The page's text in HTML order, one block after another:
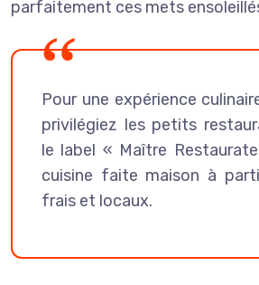
parfaitement ces mets
Pour une expérience
privilégiez les petits
le label « Maître
cuisine faite maison à
frais et locaux.